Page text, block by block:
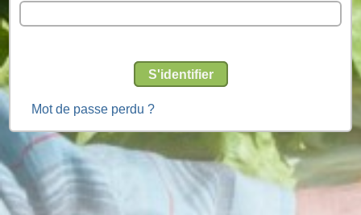
S'identifier
Mot de passe perdu ?